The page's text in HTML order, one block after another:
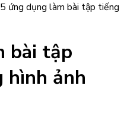
5 ứng dụng làm bài tập tiếng
bài tập
hình ảnh